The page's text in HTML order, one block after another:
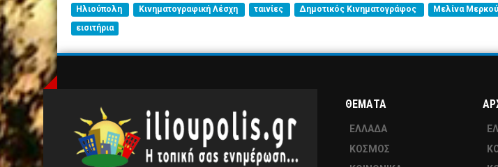
Ηλιούπολη Κινηματογραφική Λέσχη ταινίες Δημοτικός Κινηματογράφος Μελίνα
εισιτήρια
ΘΕΜΑΤΑ
ΕΛΛΑΔΑ
ΚΟΣΜΟΣ